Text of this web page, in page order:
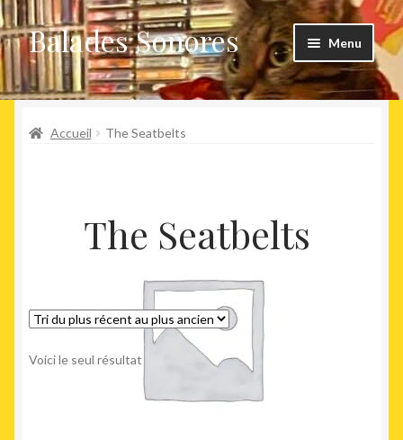
Aller
à
la
navigation
Aller
au
contenu
Balades Sonores Menu
Boutique
Nouveaux arrivages
Accueil The Seatbelts ‎
The Seatbelts ‎
Voici le seul résultat